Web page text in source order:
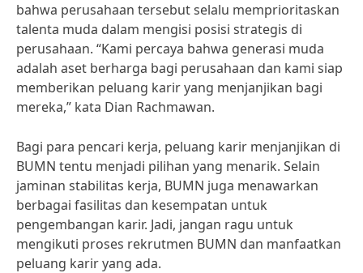
bahwa perusahaan tersebut selalu memprioritaskan
talenta muda dalam mengisi posisi strategis di
perusahaan. “Kami percaya bahwa generasi muda
adalah aset berharga bagi perusahaan dan kami siap
memberikan peluang karir yang menjanjikan bagi
mereka,” kata Dian Rachmawan.
Bagi para pencari kerja, peluang karir menjanjikan di
BUMN tentu menjadi pilihan yang menarik. Selain
jaminan stabilitas kerja, BUMN juga menawarkan
berbagai fasilitas dan kesempatan untuk
pengembangan karir. Jadi, jangan ragu untuk
mengikuti proses rekrutmen BUMN dan manfaatkan
peluang karir yang ada.